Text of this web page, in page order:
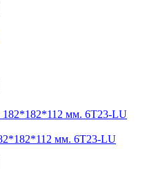
мм. 6T23-LU